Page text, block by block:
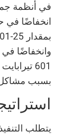
في أنظمة
انخفاضًا في
وانخفاضًا
601
بسبب مشاكل
يتطلب